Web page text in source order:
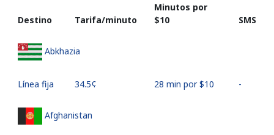
Destino Tarifa/minuto
Minutos por
⁦$10⁩
SMS
Abkhazia
Línea fija ⁦34.5¢⁩ 28 min por ⁦$10⁩ -
Afghanistan